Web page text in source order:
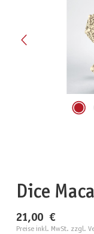
Dice
21,00 €
Preise inkl. MwSt. zzgl.